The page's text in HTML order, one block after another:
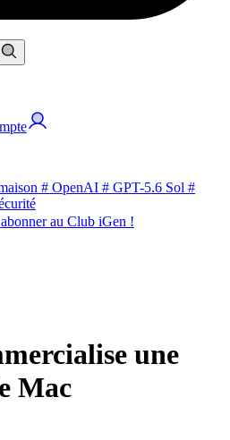
# OpenAI # GPT-5.6 Sol #
au Club iGen !
une
Mac